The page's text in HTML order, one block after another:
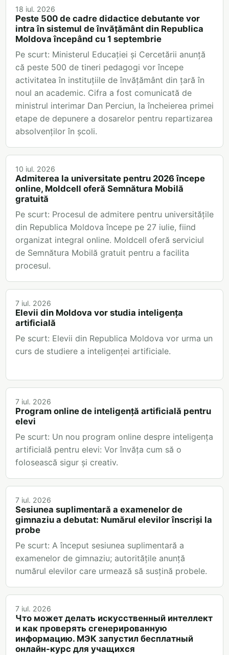
18 iul. 2026
Peste 500 de cadre didactice debutante vor
intra în sistemul de învățământ din Republica
Moldova începând cu 1 septembrie
Pe scurt: Ministerul Educației și Cercetării anunță
că peste 500 de tineri pedagogi vor începe
activitatea în instituțiile de învățământ din țară în
noul an academic. Cifra a fost comunicată de
ministrul interimar Dan Perciun, la încheierea primei
etape de depunere a dosarelor pentru repartizarea
absolvenților în școli.
10 iul. 2026
Admiterea la universitate pentru 2026 începe
online, Moldcell oferă Semnătura Mobilă
gratuită
Pe scurt: Procesul de admitere pentru universitățile
din Republica Moldova începe pe 27 iulie, fiind
organizat integral online. Moldcell oferă serviciul
de Semnătura Mobilă gratuit pentru a facilita
procesul.
7 iul. 2026
Elevii din Moldova vor studia inteligența
artificială
Pe scurt: Elevii din Republica Moldova vor urma un
curs de studiere a inteligenței artificiale.
7 iul. 2026
Program online de inteligență artificială pentru
elevi
Pe scurt: Un nou program online despre inteligența
artificială pentru elevi: Vor învăța cum să o
folosească sigur și creativ.
7 iul. 2026
Sesiunea suplimentară a examenelor de
gimnaziu a debutat: Numărul elevilor înscriși la
probe
Pe scurt: A început sesiunea suplimentară a
examenelor de gimnaziu; autoritățile anunță
numărul elevilor care urmează să susțină probele.
7 iul. 2026
Что может делать искусственный интеллект
и как проверять сгенерированную
информацию. МЭК запустил бесплатный
онлайн-курс для учащихся